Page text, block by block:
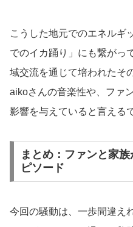
こうした地元でのエネルギ
でのイカ踊り」にも繋がっ
域交流を通じて培われたそ
aikoさんの音楽性や、ファ
影響を与えていると言える
まとめ：ファンと家
ピソード
今回の騒動は、一歩間違え